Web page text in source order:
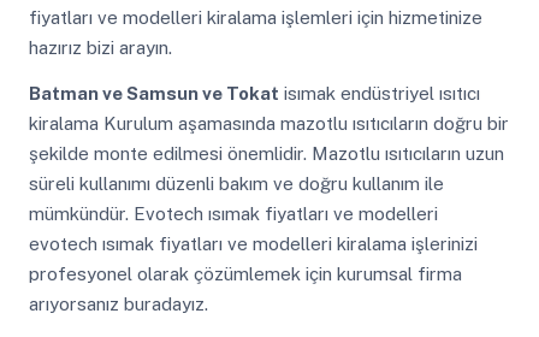
fiyatları ve modelleri kiralama işlemleri için hizmetinize
hazırız bizi arayın.
Batman ve Samsun ve Tokat isımak endüstriyel ısıtıcı
kiralama Kurulum aşamasında mazotlu ısıtıcıların doğru bir
şekilde monte edilmesi önemlidir. Mazotlu ısıtıcıların uzun
süreli kullanımı düzenli bakım ve doğru kullanım ile
mümkündür. Evotech ısımak fiyatları ve modelleri
evotech ısımak fiyatları ve modelleri kiralama işlerinizi
profesyonel olarak çözümlemek için kurumsal firma
arıyorsanız buradayız.